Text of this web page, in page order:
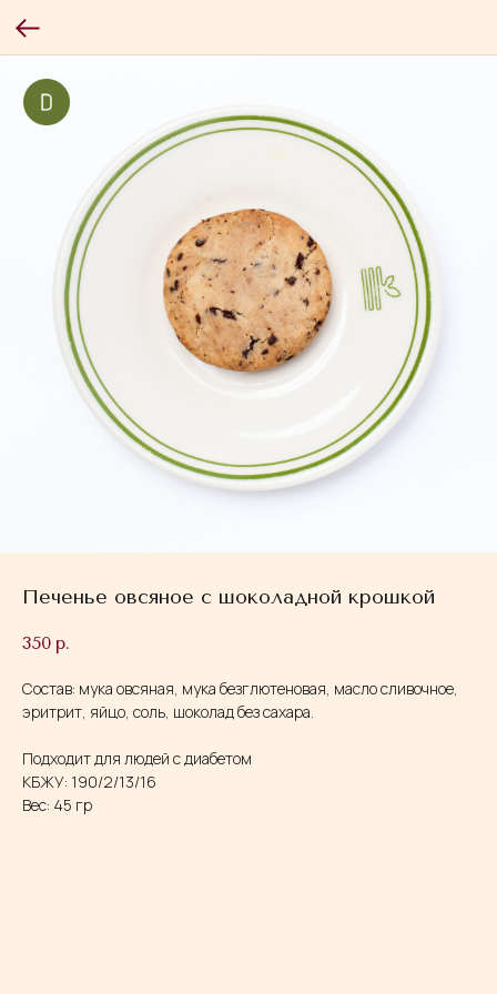
Печенье овсяное с шоколадной крошкой
350 р.
Состав: мука овсяная, мука безглютеновая, масло сливочное,
эритрит, яйцо, соль, шоколад без сахара.
Подходит для людей с диабетом
КБЖУ: 190/2/13/16
Вес: 45 гр